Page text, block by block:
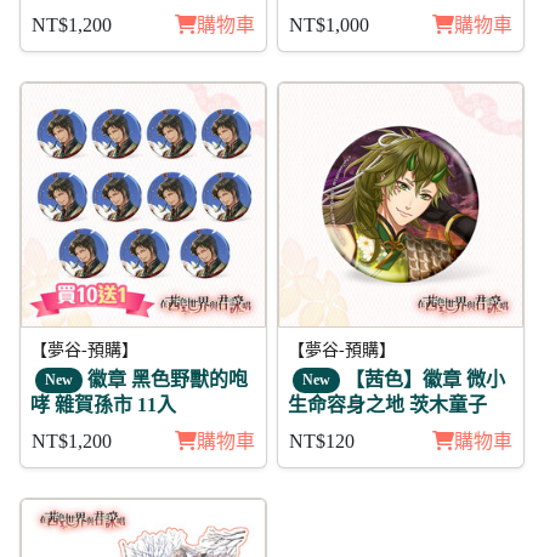
NT$1,200
購物車
NT$1,000
購物車
【夢谷-預購】
New 徽章 黑色野獸的咆
哮 雜賀孫市 11入
NT$1,200
購物車
【夢谷-預購】
New 【茜色】徽章 微小
生命容身之地 茨木童子
NT$120
購物車